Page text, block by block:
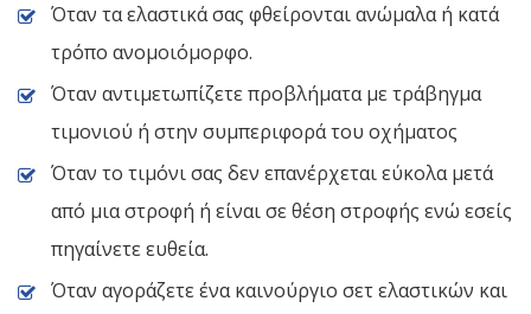
Όταν τα ελαστικά σας φθείρονται ανώμαλα ή κατά
τρόπο ανομοιόμορφο.
Όταν αντιμετωπίζετε προβλήματα με τράβηγμα
τιμονιού ή στην συμπεριφορά του οχήματος
Όταν το τιμόνι σας δεν επανέρχεται εύκολα μετά
από μια στροφή ή είναι σε θέση στροφής ενώ εσείς
πηγαίνετε ευθεία.
Όταν αγοράζετε ένα καινούργιο σετ ελαστικών και